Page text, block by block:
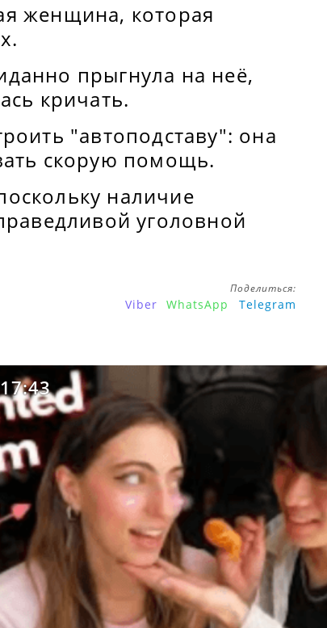
женщина, которая
прыгнула на неё,
кричать.
"автоподставу": она
скорую помощь.
наличие
уголовной
Поделиться:
Viber WhatsApp Telegram
17:43